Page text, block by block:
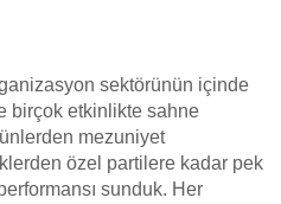
sektörünün içinde
birçok etkinlikte sahne
mezuniyet
özel partilere kadar pek
sunduk. Her